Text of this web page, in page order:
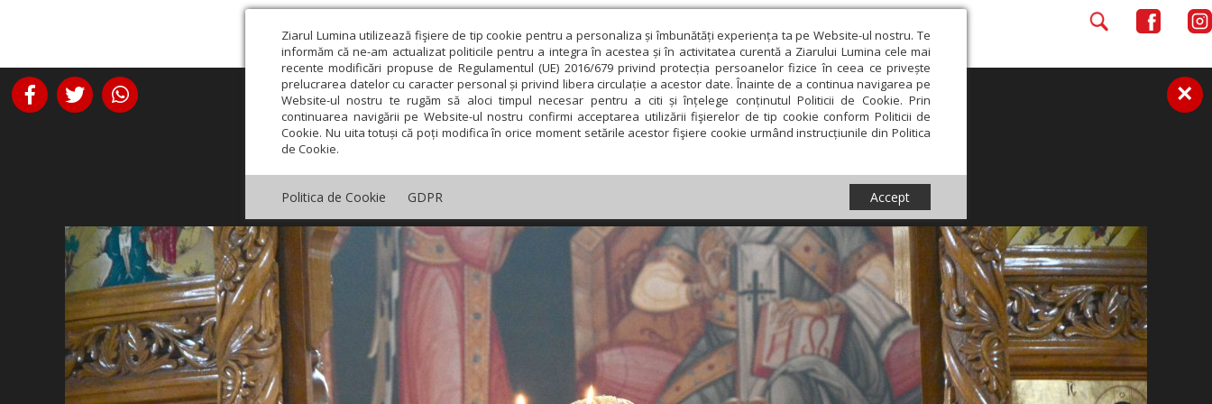
Ziarul Lumina utilizează fişiere de tip cookie pentru a personaliza și îmbunătăți experiența ta pe Website-ul nostru. Te
informăm că ne-am actualizat politicile pentru a integra în acestea și în activitatea curentă a Ziarului Lumina cele mai
recente modificări propuse de Regulamentul (UE) 2016/679 privind protecția persoanelor fizice în ceea ce privește
prelucrarea datelor cu caracter personal și privind libera circulație a acestor date. Înainte de a continua navigarea pe
Website-ul nostru te rugăm să aloci timpul necesar pentru a citi și înțelege conținutul Politicii de Cookie. Prin
continuarea navigării pe Website-ul nostru confirmi acceptarea utilizării fişierelor de tip cookie conform Politicii de
Cookie. Nu uita totuși că poți modifica în orice moment setările acestor fişiere cookie urmând instrucțiunile din Politica
de Cookie.
Politica de Cookie GDPR Accept
×